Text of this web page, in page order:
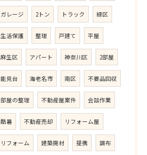
ガレージ 2トン トラック 緑区
生活保護 整理 戸建て 平屋
麻生区 アパート 神奈川区 2部屋
能見台 海老名市 南区 不要品回収
部屋の整理 不動産屋案件 会談作業
酷暑 不動産売却 リフォーム屋
リフォーム 建築廃材 提携 調布